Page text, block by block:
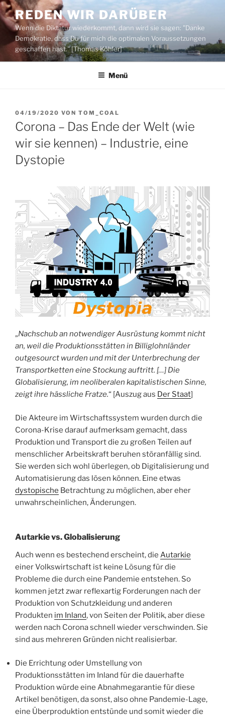
Zum
Inhalt
springen
REDEN WIR DARÜBER
Wenn die Diktatur wiederkommt, dann wird sie sagen: "Danke
Demokratie, dass Du für mich die optimalen Voraussetzungen
geschaffen hast." [Thomas Köhler]
Menü
VERÖFFENTLICHT
AM
04/19/2020 VON TOM_COAL
Corona – Das Ende der Welt (wie
wir sie kennen) – Industrie, eine
Dystopie
„Nachschub an notwendiger Ausrüstung kommt nicht
an, weil die Produktionsstätten in Billiglohnländer
outgesourct wurden und mit der Unterbrechung der
Transportketten eine Stockung auftritt. […] Die
Globalisierung, im neoliberalen kapitalistischen Sinne,
zeigt ihre hässliche Fratze.“ [Auszug aus Der Staat]
Die Akteure im Wirtschaftssystem wurden durch die
Corona-Krise darauf aufmerksam gemacht, dass
Produktion und Transport die zu großen Teilen auf
menschlicher Arbeitskraft beruhen störanfällig sind.
Sie werden sich wohl überlegen, ob Digitalisierung und
Automatisierung das lösen können. Eine etwas
dystopische Betrachtung zu möglichen, aber eher
unwahrscheinlichen, Änderungen.
Autarkie vs. Globalisierung
Auch wenn es bestechend erscheint, die Autarkie
einer Volkswirtschaft ist keine Lösung für die
Probleme die durch eine Pandemie entstehen. So
kommen jetzt zwar reflexartig Forderungen nach der
Produktion von Schutzkleidung und anderen
Produkten im Inland, von Seiten der Politik, aber diese
werden nach Corona schnell wieder verschwinden. Sie
sind aus mehreren Gründen nicht realisierbar.
Die Errichtung oder Umstellung von
Produktionsstätten im Inland für die dauerhafte
Produktion würde eine Abnahmegarantie für diese
Artikel benötigen, da sonst, also ohne Pandemie-Lage,
eine Überproduktion entstünde und somit wieder die